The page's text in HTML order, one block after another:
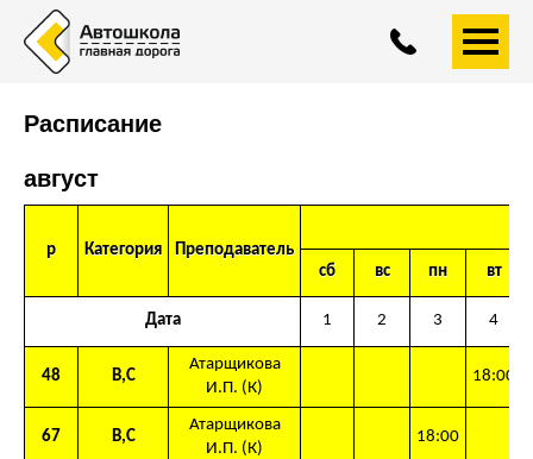
+7 (4852)
Расписание
август
р Категория
Преподаватель
сб
вс пн вт
Дата 1 2 3 4
48 В,С
Атарщикова
И.П. (К)
18:00
67 В,С
Атарщикова
И.П. (К)
18:00